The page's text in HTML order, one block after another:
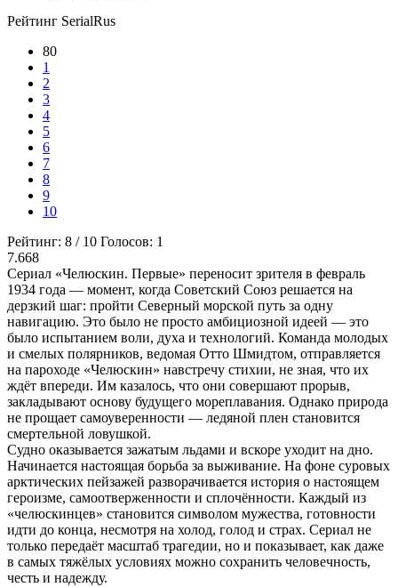
Рейтинг SerialRus
80
1
2
3
4
5
6
7
8
9
10
Рейтинг: 8 / 10 Голосов: 1
7.668
Сериал «Челюскин. Первые» переносит зрителя в февраль
1934 года — момент, когда Советский Союз решается на
дерзкий шаг: пройти Северный морской путь за одну
навигацию. Это было не просто амбициозной идеей — это
было испытанием воли, духа и технологий. Команда молодых
и смелых полярников, ведомая Отто Шмидтом, отправляется
на пароходе «Челюскин» навстречу стихии, не зная, что их
ждёт впереди. Им казалось, что они совершают прорыв,
закладывают основу будущего мореплавания. Однако природа
не прощает самоуверенности — ледяной плен становится
смертельной ловушкой.
Судно оказывается зажатым льдами и вскоре уходит на дно.
Начинается настоящая борьба за выживание. На фоне суровых
арктических пейзажей разворачивается история о настоящем
героизме, самоотверженности и сплочённости. Каждый из
«челюскинцев» становится символом мужества, готовности
идти до конца, несмотря на холод, голод и страх. Сериал не
только передаёт масштаб трагедии, но и показывает, как даже
в самых тяжёлых условиях можно сохранить человечность,
честь и надежду.